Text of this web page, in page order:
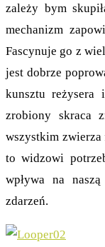
zależy bym
mechanizm
Fascynuje go z
jest dobrze
kunsztu reżysera
zrobiony skraca
wszystkim
to widzowi
wpływa na
zdarzeń.